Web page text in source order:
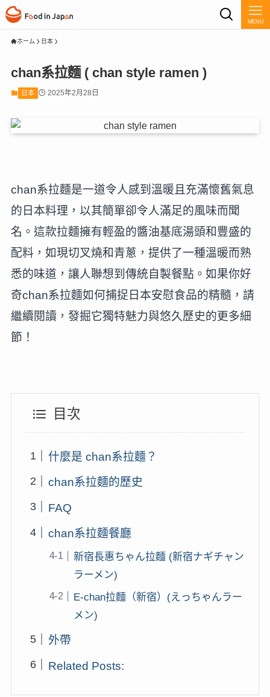
MENU
ホーム 日本
chan系拉麵 ( chan style ramen )
日本 2025年2月28日
chan系拉麵是一道令人感到溫暖且充滿懷舊氣息
的日本料理，以其簡單卻令人滿足的風味而聞
名。這款拉麵擁有輕盈的醬油基底湯頭和豐盛的
配料，如現切叉燒和青蔥，提供了一種溫暖而熟
悉的味道，讓人聯想到傳統自製餐點。如果你好
奇chan系拉麵如何捕捉日本安慰食品的精髓，請
繼續閱讀，發掘它獨特魅力與悠久歷史的更多細
節！
目次
什麼是 chan系拉麵？
chan系拉麵的歷史
FAQ
chan系拉麵餐廳
新宿長惠ちゃん拉麵 (新宿ナギチャン
ラーメン)
E-chan拉麵（新宿）(えっちゃんラー
メン)
外帶
Related Posts: